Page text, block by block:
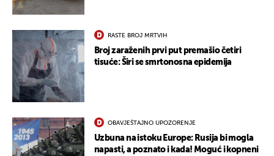
RASTE BROJ MRTVIH
Broj zaraženih prvi put premašio četiri
tisuće: Širi se smrtonosna epidemija
OBAVJEŠTAJNO UPOZORENJE
Uzbuna na istoku Europe: Rusija bi mogla
napasti, a poznato i kada! Moguć i kopneni
UKLJUČITE NOTIFIKACIJE